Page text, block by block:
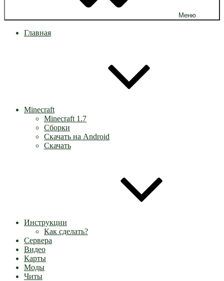
Меню
Главная
Minecraft
Minecraft 1.7
Сборки
Скачать на Android
Скачать
Инструкции
Как сделать?
Сервера
Видео
Карты
Моды
Читы